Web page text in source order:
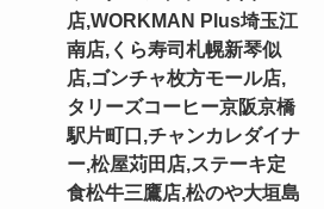
店,WORKMAN Plus埼玉江
南店,くら寿司札幌新琴似
店,ゴンチャ枚方モール店,
タリーズコーヒー京阪京橋
駅片町口,チャンカレダイナ
ー,松屋苅田店,ステーキ定
食松牛三鷹店,松のや大垣島